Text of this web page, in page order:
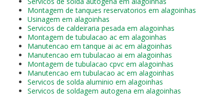
Montagem de tanques reservatorios em alagoinhas
Usinagem em alagoinhas
Servicos de caldeiraria pesada em alagoinhas
Montagem de tubulacao ac em alagoinhas
Manutencao em tanque ai ac em alagoinhas
Manutencao em tubulacao ai em alagoinhas
Montagem de tubulacao cpvc em alagoinhas
Manutencao em tubulacao ac em alagoinhas
Servicos de solda aluminio em alagoinhas
Servicos de soldagem autogena em alagoinhas